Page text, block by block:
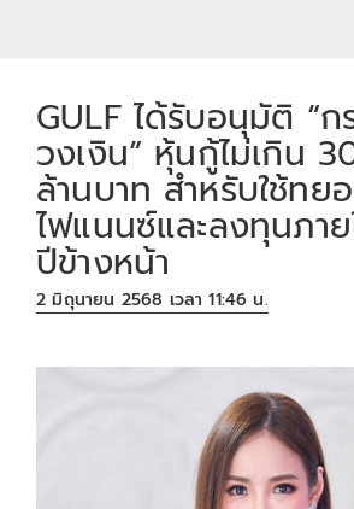
GULF ได้รับอนุมัติ “ก
วงเงิน” หุ้นกู้ไม่เกิน
ล้านบาท สำหรับใช้ทย
ไฟแนนซ์และลงทุนภา
ปีข้างหน้า
2 มิถุนายน 2568 เวลา 11:46 น.